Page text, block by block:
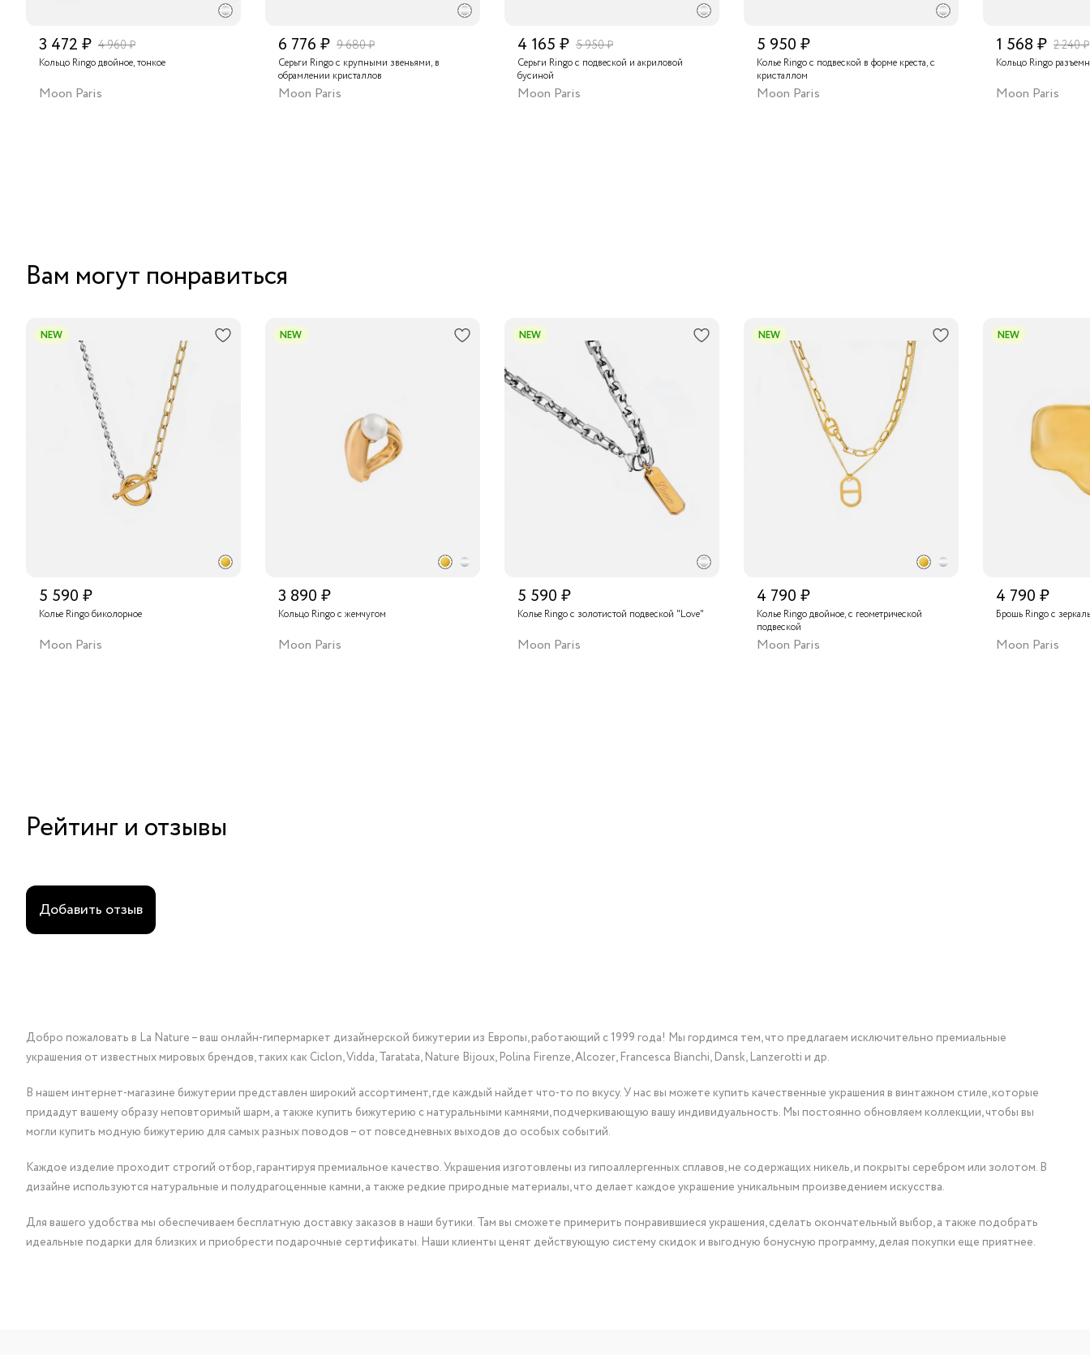
3 472 ₽ 4 960 ₽
Кольцо Ringo двойное, тонкое
Moon Paris
6 776 ₽ 9 680 ₽
Серьги Ringo с крупными звеньями, в
обрамлении кристаллов
Moon Paris
4 165 ₽ 5 950 ₽
Серьги Ringo с подвеской и акриловой
бусиной
Moon Paris
5 950 ₽
Колье Ringo с подвеской в форме креста, с
кристаллом
Moon Paris
1 568 ₽ 2 240 ₽
Кольцо Ringo
Moon Paris
Вам могут понравиться
NEW
5 590 ₽
Колье Ringo биколорное
Moon Paris
NEW
3 890 ₽
Кольцо Ringo с жемчугом
Moon Paris
NEW
5 590 ₽
Колье Ringo с золотистой подвеской "Love"
Moon Paris
NEW
4 790 ₽
Колье Ringo двойное, с геометрической
подвеской
Moon Paris
NEW
4 790 ₽
Брошь Ringo с
Moon Paris
Рейтинг и отзывы
Добавить отзыв
Добро пожаловать в La Nature – ваш онлайн-гипермаркет дизайнерской бижутерии из Европы, работающий с 1999 года! Мы гордимся тем, что предлагаем исключительно премиальные
украшения от известных мировых брендов, таких как Ciclon, Vidda, Taratata, Nature Bijoux, Polina Firenze, Alcozer, Francesca Bianchi, Dansk, Lanzerotti и др.
В нашем интернет-магазине бижутерии представлен широкий ассортимент, где каждый найдет что-то по вкусу. У нас вы можете купить качественные украшения в винтажном стиле, которые
придадут вашему образу неповторимый шарм, а также купить бижутерию с натуральными камнями, подчеркивающую вашу индивидуальность. Мы постоянно обновляем коллекции, чтобы вы
могли купить модную бижутерию для самых разных поводов – от повседневных выходов до особых событий.
Каждое изделие проходит строгий отбор, гарантируя премиальное качество. Украшения изготовлены из гипоаллергенных сплавов, не содержащих никель, и покрыты серебром или золотом. В
дизайне используются натуральные и полудрагоценные камни, а также редкие природные материалы, что делает каждое украшение уникальным произведением искусства.
Для вашего удобства мы обеспечиваем бесплатную доставку заказов в наши бутики. Там вы сможете примерить понравившиеся украшения, сделать окончательный выбор, а также подобрать
идеальные подарки для близких и приобрести подарочные сертификаты. Наши клиенты ценят действующую систему скидок и выгодную бонусную программу, делая покупки еще приятнее.